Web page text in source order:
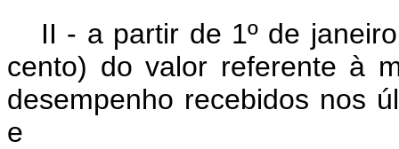
II - a partir de 1º de
cento) do valor referente à
desempenho recebidos nos
e